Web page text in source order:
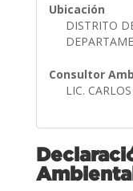
Ubicación
DISTRITO
Consultor
LIC.